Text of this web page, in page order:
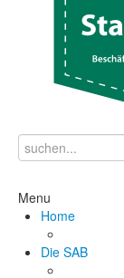
Menu
Home
Die SAB